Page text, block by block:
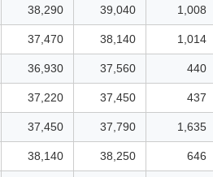
38,290 39,040 1,008
37,470 38,140 1,014
36,930 37,560 440
37,220 37,450 437
37,450 37,790 1,635
38,140 38,250 646